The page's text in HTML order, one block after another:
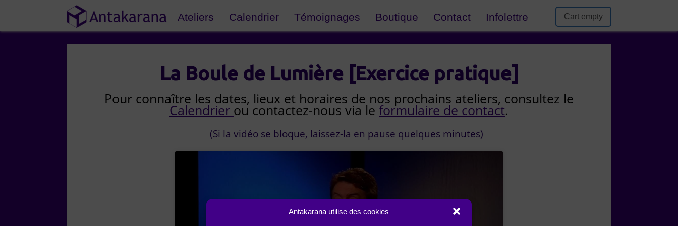
Antakarana utilise des cookies
Ateliers Calendrier Témoignages Boutique Contact Infolettre Cart empty
La Boule de Lumière [Exercice pratique]
Pour connaître les dates, lieux et horaires de nos prochains ateliers, consultez le
Calendrier ou contactez-nous via le formulaire de contact.
(Si la vidéo se bloque, laissez-la en pause quelques minutes)